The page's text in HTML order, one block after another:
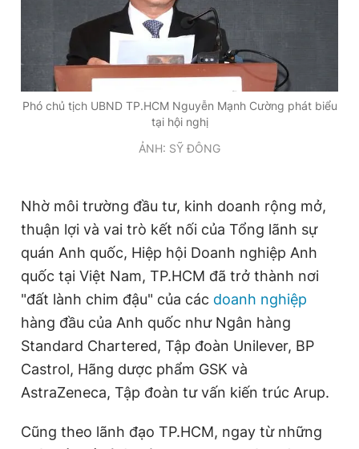
Phó chủ tịch UBND TP.HCM Nguyễn Mạnh Cường phát biểu
tại hội nghị
ẢNH: SỸ ĐÔNG
Nhờ môi trường đầu tư, kinh doanh rộng mở,
thuận lợi và vai trò kết nối của Tổng lãnh sự
quán Anh quốc, Hiệp hội Doanh nghiệp Anh
quốc tại Việt Nam, TP.HCM đã trở thành nơi
"đất lành chim đậu" của các doanh nghiệp
hàng đầu của Anh quốc như Ngân hàng
Standard Chartered, Tập đoàn Unilever, BP
Castrol, Hãng dược phẩm GSK và
AstraZeneca, Tập đoàn tư vấn kiến trúc Arup.
Cũng theo lãnh đạo TP.HCM, ngay từ những